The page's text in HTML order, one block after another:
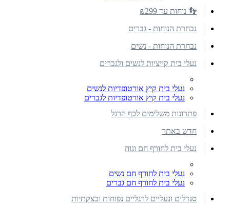
👣 נוחות עד ₪299
נבחרת הנוחות - גברים
נבחרת הנוחות - נשים
נעלי בית קייציות לנשים ולגברים
נעלי בית קיץ אורטופדיות לנשים
נעלי בית קיץ אורטופדיות לגברים
פתרונות משלימים לכף הרגל
חדש באתר
נעלי בית לחורף חם ונוח
נעלי בית לחורף חם נשים
נעלי בית לחורף חם גברים
סנדלים ונעליים לרגליים נפוחות ובצקתיות